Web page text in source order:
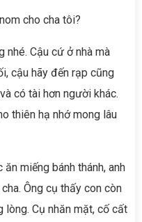
cho cha tôi?
nhé. Cậu cứ ở nhà mà
cậu hãy đến rạp cũng
có tài hơn người khác.
thiên hạ nhớ mong lâu
miếng bánh thánh, anh
Ông cụ thấy con còn
lòng. Cụ nhăn mặt, cố cất